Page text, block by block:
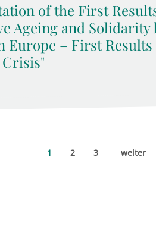
of the First
Ageing and Solidarity
Europe – First
1 2 3 weiter